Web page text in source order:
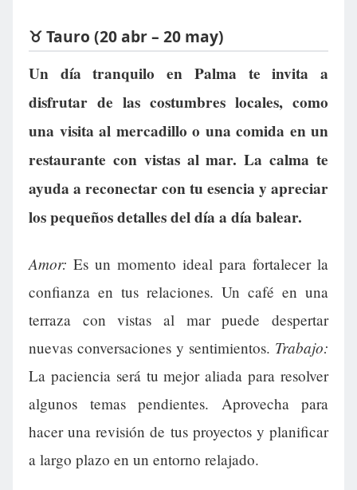
♉ Tauro (20 abr – 20 may)
Un día tranquilo en Palma te invita a
disfrutar de las costumbres locales, como
una visita al mercadillo o una comida en un
restaurante con vistas al mar. La calma te
ayuda a reconectar con tu esencia y apreciar
los pequeños detalles del día a día balear.
Amor: Es un momento ideal para fortalecer la
confianza en tus relaciones. Un café en una
terraza con vistas al mar puede despertar
nuevas conversaciones y sentimientos. Trabajo:
La paciencia será tu mejor aliada para resolver
algunos temas pendientes. Aprovecha para
hacer una revisión de tus proyectos y planificar
a largo plazo en un entorno relajado.